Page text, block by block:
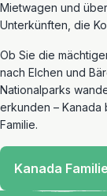
Mietwagen und
Unterkünften, die
Ob Sie die
nach Elchen und
Nationalparks
erkunden –
Familie.
Kanada